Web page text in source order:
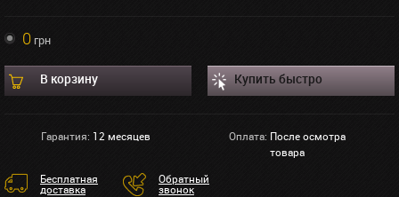
0грн
В корзину Купить быстро
Гарантия: 12 месяцев Оплата: После осмотра
товара
Бесплатная
доставка
Обратный
звонок